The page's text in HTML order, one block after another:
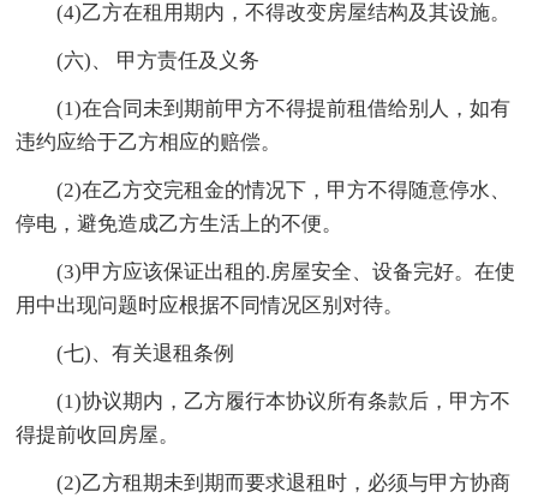
(4)乙方在租用期内，不得改变房屋结构及其设施。
(六)、 甲方责任及义务
(1)在合同未到期前甲方不得提前租借给别人，如有
违约应给于乙方相应的赔偿。
(2)在乙方交完租金的情况下，甲方不得随意停水、
停电，避免造成乙方生活上的不便。
(3)甲方应该保证出租的.房屋安全、设备完好。在使
用中出现问题时应根据不同情况区别对待。
(七)、有关退租条例
(1)协议期内，乙方履行本协议所有条款后，甲方不
得提前收回房屋。
(2)乙方租期未到期而要求退租时，必须与甲方协商